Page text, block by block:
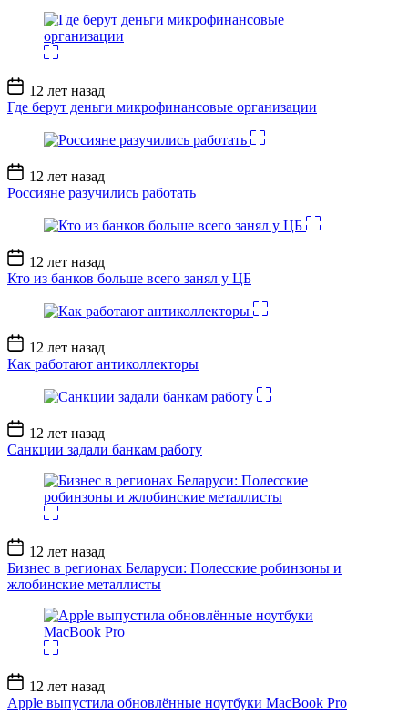
Дата
записи
12 лет назад
Где берут деньги микрофинансовые организации
Дата
записи
12 лет назад
Россияне разучились работать
Дата
записи
12 лет назад
Кто из банков больше всего занял у ЦБ
Дата
записи
12 лет назад
Как работают антиколлекторы
Дата
записи
12 лет назад
Санкции задали банкам работу
Дата
записи
12 лет назад
Бизнес в регионах Беларуси: Полесские робинзоны и
жлобинские металлисты
Дата
записи
12 лет назад
Apple выпустила обновлённые ноутбуки MacBook Pro